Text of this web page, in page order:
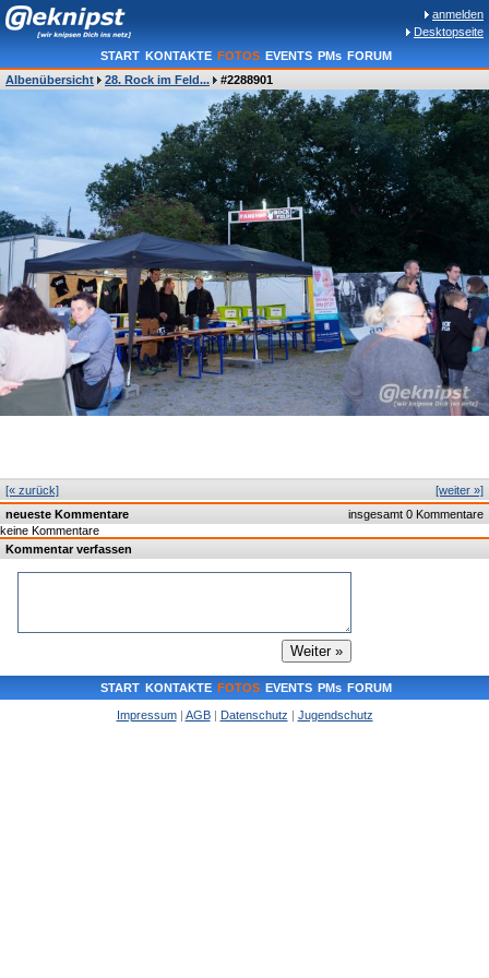
anmelden
Desktopseite
START KONTAKTE FOTOS EVENTS PMs FORUM
Albenübersicht
28. Rock im Feld... #2288901
[weiter »]
[« zurück]
insgesamt 0 Kommentare
neueste Kommentare
keine Kommentare
Kommentar verfassen
START KONTAKTE FOTOS EVENTS PMs FORUM
Impressum| AGB| Datenschutz | Jugendschutz